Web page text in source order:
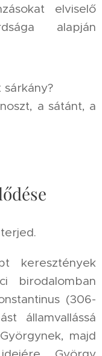
elviselő
alapján
a sátánt, a
keresztények
birodalomban
(306-
államvallássá
majd